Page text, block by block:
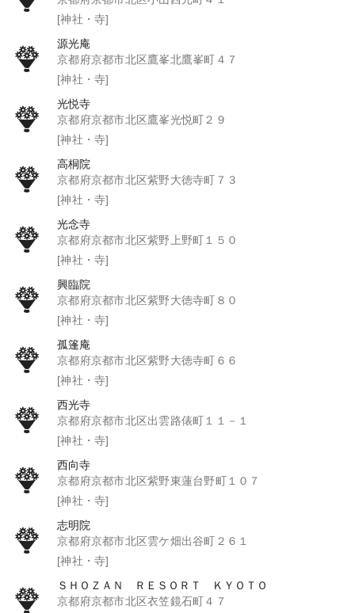
[神社・寺]
源光庵
京都府京都市北区鷹峯北鷹峯町４７
[神社・寺]
光悦寺
京都府京都市北区鷹峯光悦町２９
[神社・寺]
高桐院
京都府京都市北区紫野大徳寺町７３
[神社・寺]
光念寺
京都府京都市北区紫野上野町１５０
[神社・寺]
興臨院
京都府京都市北区紫野大徳寺町８０
[神社・寺]
孤篷庵
京都府京都市北区紫野大徳寺町６６
[神社・寺]
西光寺
京都府京都市北区出雲路俵町１１－１
[神社・寺]
西向寺
京都府京都市北区紫野東蓮台野町１０７
[神社・寺]
志明院
京都府京都市北区雲ケ畑出谷町２６１
[神社・寺]
ＳＨＯＺＡＮ ＲＥＳＯＲＴ ＫＹＯＴＯ
京都府京都市北区衣笠鏡石町４７